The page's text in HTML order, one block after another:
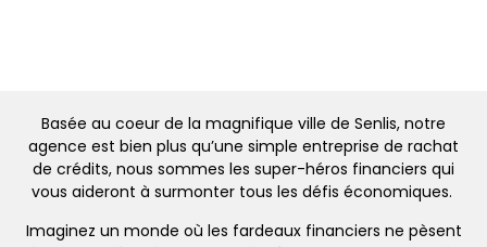
Basée au coeur de la magnifique ville de Senlis, notre
agence est bien plus qu’une simple entreprise de rachat
de crédits, nous sommes les super-héros financiers qui
vous aideront à surmonter tous les défis économiques.
Imaginez un monde où les fardeaux financiers ne pèsent